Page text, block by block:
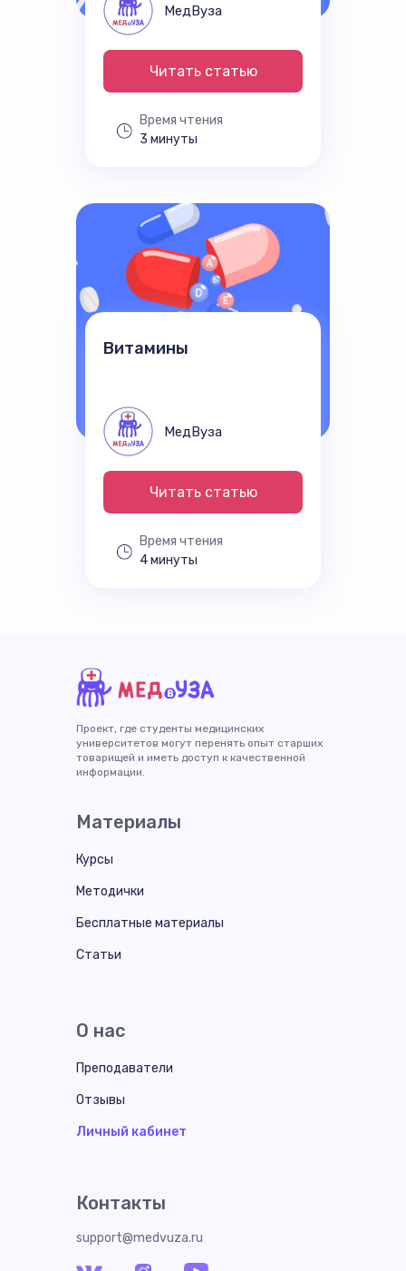
МедВуза
Читать статью
Время чтения
3 минуты
Витамины
МедВуза
Читать статью
Время чтения
4 минуты
Проект, где студенты медицинских
университетов могут перенять опыт старших
товарищей и иметь доступ к качественной
информации.
Материалы
Курсы
Методички
Бесплатные материалы
Статьи
О нас
Преподаватели
Отзывы
Личный кабинет
Контакты
support@medvuza.ru